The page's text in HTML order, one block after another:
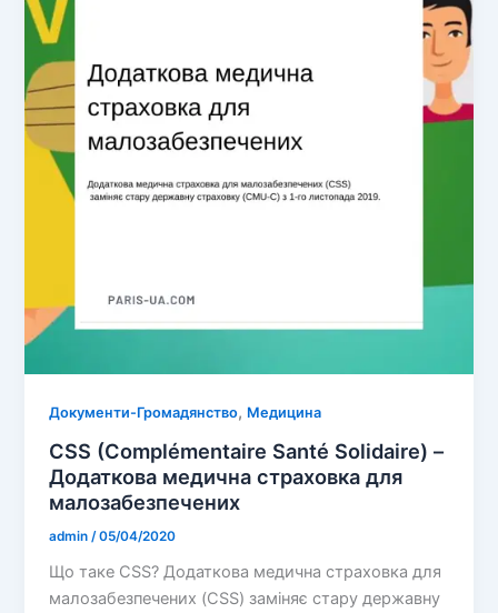
Документи-Громадянство, Медицина
CSS (Complémentaire Santé Solidaire) –
Додаткова медична страховка для
малозабезпечених
admin /05/04/2020
Що таке CSS? Додаткова медична страховка для
малозабезпечених (CSS) заміняє стару державну